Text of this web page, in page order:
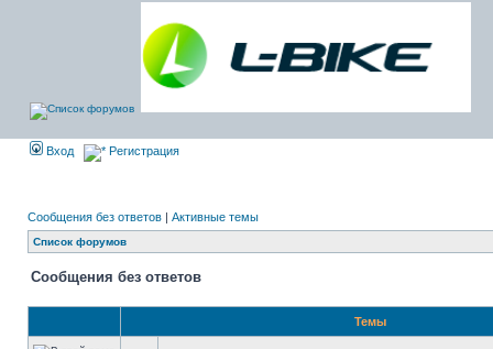
Вход Регистрация
Сообщения без ответов | Активные темы
Список форумов
Сообщения без ответов
Темы